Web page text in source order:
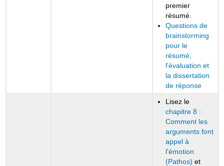
premier
résumé.
Questions de
brainstorming
pour le
résumé,
l'évaluation et
la dissertation
de réponse
Lisez le
chapitre 8 :
Comment les
arguments font
appel à
l'émotion
(Pathos) et